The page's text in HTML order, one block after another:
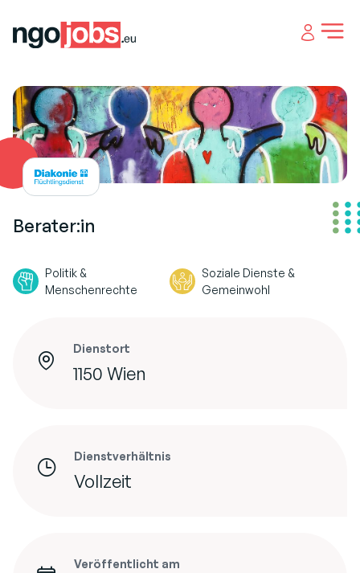
Open
Berater:in
Politik &
Menschenrechte
Soziale Dienste &
Gemeinwohl
Dienstort
1150 Wien
Dienstverhältnis
Vollzeit
Veröffentlicht am